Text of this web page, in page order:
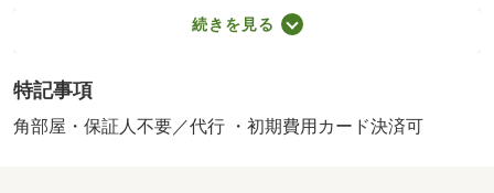
～３００００円）＋（月額保証料：月額賃料総額２．２％
～２．５％）＋（年間保証料：０円～１００００円）／■
ライフサポート月額１，９８０円（税込）加入〉■家賃プ
ラス３，５００～１０，０００円（税込）で家具家電レン
続きを見る
特記事項
角部屋・保証人不要／代行 ・初期費用カード決済可